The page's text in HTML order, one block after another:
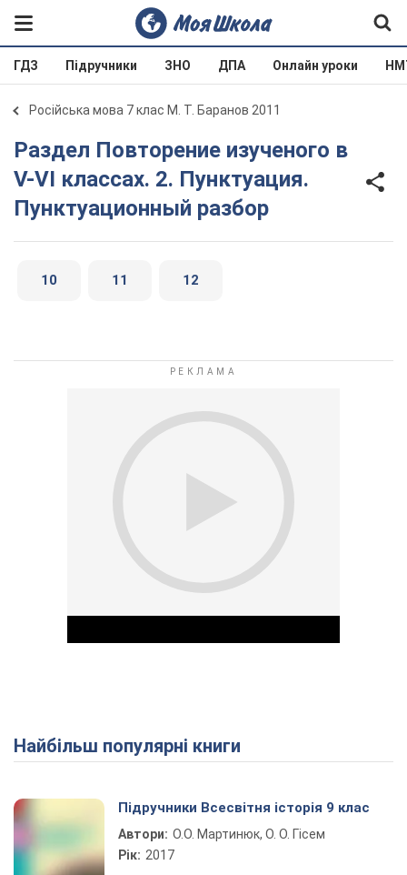
ГДЗ Підручники ЗНО ДПА Онлайн уроки
Російська мова 7 клас М. Т. Баранов 2011
Раздел Повторение изученого в
V-VI классах. 2. Пунктуация.
Пунктуационный разбор
10 11 12
Play Video
Найбільш популярні книги
Підручники Всесвітня історія 9 клас
Автори: О.О. Мартинюк, О. О. Гісем
Рік: 2017